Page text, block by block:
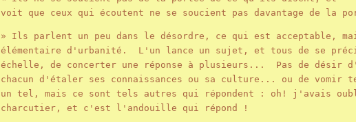
voit que ceux qui écoutent ne se soucient pas davantage de la
» Ils parlent un peu dans le désordre, ce qui est acceptable,
élémentaire d'urbanité. L'un lance un sujet, et tous de se
échelle, de concerter une réponse à plusieurs... Pas de désir
chacun d'étaler ses connaissances ou sa culture... ou de
un tel, mais ce sont tels autres qui répondent : oh! j'avais
charcutier, et c'est l'andouille qui répond !